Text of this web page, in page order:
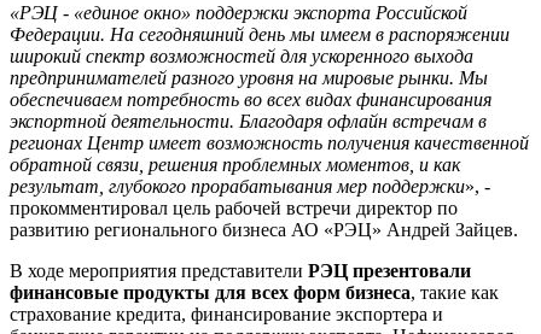
«РЭЦ - «единое окно» поддержки экспорта Российской
Федерации. На сегодняшний день мы имеем в распоряжении
широкий спектр возможностей для ускоренного выхода
предпринимателей разного уровня на мировые рынки. Мы
обеспечиваем потребность во всех видах финансирования
экспортной деятельности. Благодаря офлайн встречам в
регионах Центр имеет возможность получения качественной
обратной связи, решения проблемных моментов, и как
результат, глубокого прорабатывания мер поддержки», -
прокомментировал цель рабочей встречи директор по
развитию регионального бизнеса АО «РЭЦ» Андрей Зайцев.
В ходе мероприятия представители РЭЦ презентовали
финансовые продукты для всех форм бизнеса, такие как
страхование кредита, финансирование экспортера и